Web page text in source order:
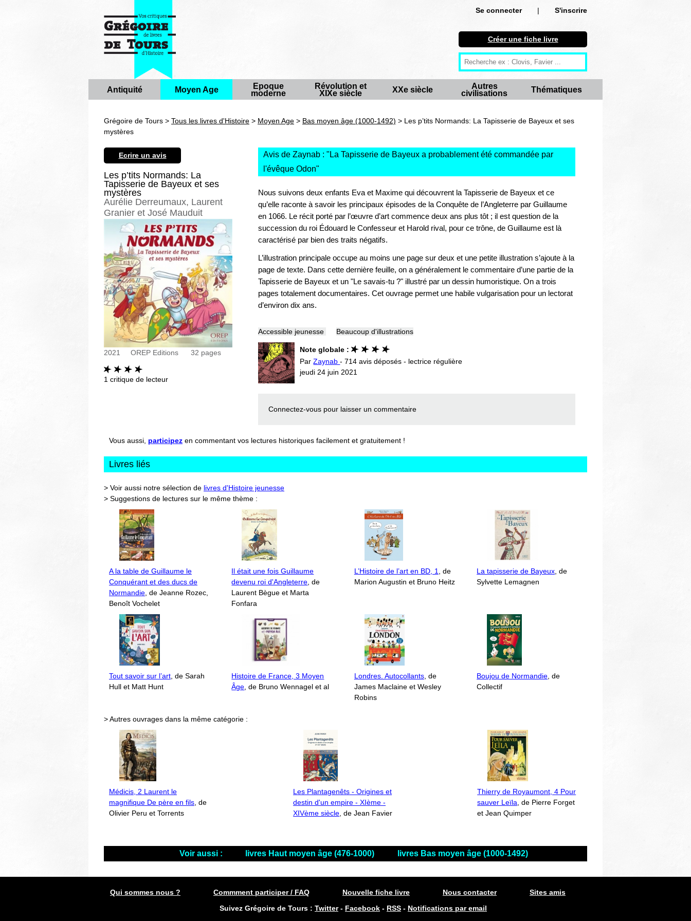
Se connecter |
S'inscrire
S'inscrire
Créer une fiche livre
Antiquité
Moyen Age
Autres civilisations
Thématiques
Créer une fiche livre
Antiquité Moyen Age
Epoque
moderne
Révolution et
XIXe siècle
XXe siècle
Autres
civilisations
Thématiques
Grégoire de Tours > Tous les livres d'Histoire > Moyen Age > Bas moyen âge (1000-1492) > Les p’tits Normands: La Tapisserie de Bayeux et ses
mystères
Ecrire un avis
Les p’tits Normands: La
Tapisserie de Bayeux et ses
mystères
Aurélie Derreumaux, Laurent
Granier et José Mauduit
2021 OREP Editions 32 pages
1 critique de lecteur
Avis de Zaynab : " La Tapisserie de Bayeux a probablement été commandée par
l'évêque Odon"
Nous suivons deux enfants Eva et Maxime qui découvrent la Tapisserie de Bayeux et ce
qu’elle raconte à savoir les principaux épisodes de la Conquête de l’Angleterre par Guillaume
en 1066. Le récit porté par l’œuvre d’art commence deux ans plus tôt ; il est question de la
succession du roi Édouard le Confesseur et Harold rival, pour ce trône, de Guillaume est là
caractérisé par bien des traits négatifs.
L’illustration principale occupe au moins une page sur deux et une petite illustration s’ajoute à la
page de texte. Dans cette dernière feuille, on a généralement le commentaire d’une partie de la
Tapisserie de Bayeux et un "Le savais-tu ?" illustré par un dessin humoristique. On a trois
pages totalement documentaires. Cet ouvrage permet une habile vulgarisation pour un lectorat
d’environ dix ans.
Accessible jeunesse Beaucoup d'illustrations
Note globale :
ParZaynab- 714 avis déposés - lectrice régulière
jeudi 24 juin 2021
Connectez-vous pour laisser un commentaire
Vous aussi, participez en commentant vos lectures historiques facilement et gratuitement !
Livres liés
> Voir aussi notre sélection de livres d'Histoire jeunesse
> Suggestions de lectures sur le même thème :
A la table de Guillaume le
Conquérant et des ducs de
Normandie , de Jeanne Rozec,
Benoît Vochelet
Il était une fois Guillaume
devenu roi d'Angleterre , de
Laurent Bègue et Marta
Fonfara
L’Histoire de l’art en BD, 1
, de
Marion Augustin et Bruno Heitz
La tapisserie de Bayeux , de
Sylvette Lemagnen
Tout savoir sur l’art , de Sarah
Hull et Matt Hunt
Histoire de France, 3 Moyen
Âge , de Bruno Wennagel et al
Londres. Autocollants, de
James Maclaine et Wesley
Robins
Boujou de Normandie , de
Collectif
> Autres ouvrages dans la même catégorie :
Médicis, 2 Laurent le
magnifique De père en fils , de
Olivier Peru et Torrents
Les Plantagenêts - Origines et
destin d'un empire - XIème -
XIVème siècle , de Jean Favier
Thierry de Royaumont, 4 Pour
sauver Leïla , de Pierre Forget
et Jean Quimper
Voir aussi : livres Haut moyen âge (476-1000) livres Bas moyen âge (1000-1492)
Qui sommes nous ? Commment participer / FAQ Nouvelle fiche livre Nous contacter
Sites amis
Suivez Grégoire de Tours : Twitter- Facebook - RSS - Notifications par email